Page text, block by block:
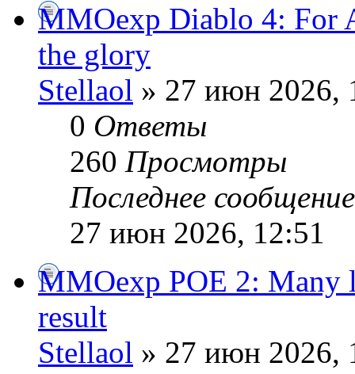
MMOexp Diablo 4: For
the glory
Stellaol » 27 июн 2026,
0 Ответы
260 Просмотры
Последнее
27 июн 2026, 12:51
MMOexp POE 2: Many
result
Stellaol » 27 июн 2026,